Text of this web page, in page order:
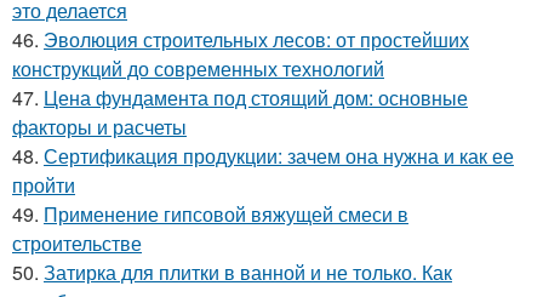
это делается
46. Эволюция строительных лесов: от простейших
конструкций до современных технологий
47. Цена фундамента под стоящий дом: основные
факторы и расчеты
48. Сертификация продукции: зачем она нужна и как ее
пройти
49. Применение гипсовой вяжущей смеси в
строительстве
50. Затирка для плитки в ванной и не только. Как